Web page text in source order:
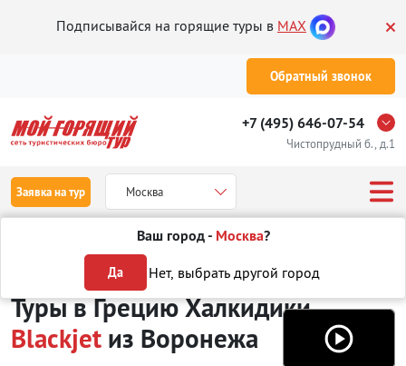
Подписывайся на горящие туры в MAX
Обратный звонок
+7 (495) 646-07-54
Чистопрудный б., д.1
Заявка на тур Москва
Ваш город - Москва?
Да Нет, выбрать другой город
Отдых в Греции Халкидики
Туры в Грецию Халкидики
Blackjet из Воронежа